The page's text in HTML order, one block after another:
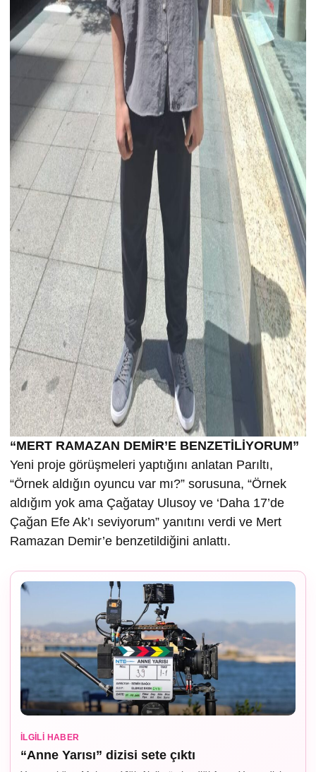
“MERT RAMAZAN DEMİR’E BENZETİLİYORUM”
Yeni proje görüşmeleri yaptığını anlatan Parıltı,
“Örnek aldığın oyuncu var mı?” sorusuna, “Örnek
aldığım yok ama Çağatay Ulusoy ve ‘Daha 17’de
Çağan Efe Ak’ı seviyorum” yanıtını verdi ve Mert
Ramazan Demir’e benzetildiğini anlattı.
İLGILI HABER
“Anne Yarısı” dizisi sete çıktı